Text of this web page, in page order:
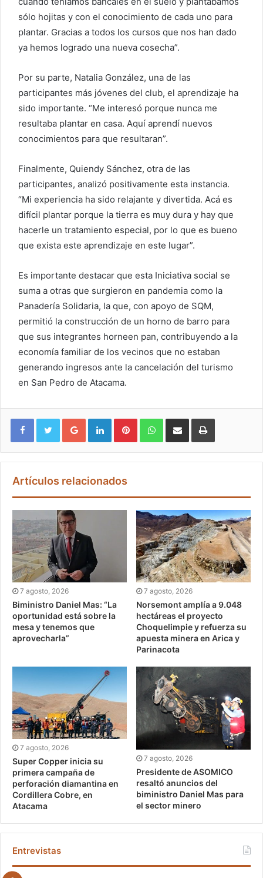
sólo hojitas y con el conocimiento de cada uno para
plantar. Gracias a todos los cursos que nos han dado
ya hemos logrado una nueva cosecha”.
Por su parte, Natalia González, una de las
participantes más jóvenes del club, el aprendizaje ha
sido importante. “Me interesó porque nunca me
resultaba plantar en casa. Aquí aprendí nuevos
conocimientos para que resultaran”.
Finalmente, Quiendy Sánchez, otra de las
participantes, analizó positivamente esta instancia.
“Mi experiencia ha sido relajante y divertida. Acá es
difícil plantar porque la tierra es muy dura y hay que
hacerle un tratamiento especial, por lo que es bueno
que exista este aprendizaje en este lugar”.
Es importante destacar que esta Iniciativa social se
suma a otras que surgieron en pandemia como la
Panadería Solidaria, la que, con apoyo de SQM,
permitió la construcción de un horno de barro para
que sus integrantes horneen pan, contribuyendo a la
economía familiar de los vecinos que no estaban
generando ingresos ante la cancelación del turismo
en San Pedro de Atacama.
Google+ LinkedIn Pinterest WhatsApp
Artículos relacionados
7 agosto, 2026
Biministro Daniel Mas: “La
oportunidad está sobre la
mesa y tenemos que
aprovecharla”
7 agosto, 2026
Norsemont amplía a 9.048
hectáreas el proyecto
Choquelimpie y refuerza su
apuesta minera en Arica y
Parinacota
7 agosto, 2026
Super Copper inicia su
primera campaña de
perforación diamantina en
Cordillera Cobre, en
Atacama
7 agosto, 2026
Presidente de ASOMICO
resaltó anuncios del
biministro Daniel Mas para
el sector minero
Entrevistas